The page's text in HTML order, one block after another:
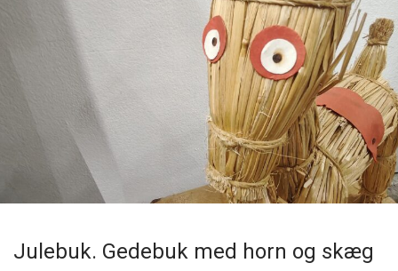
Julebuk. Gedebuk med horn og skæg